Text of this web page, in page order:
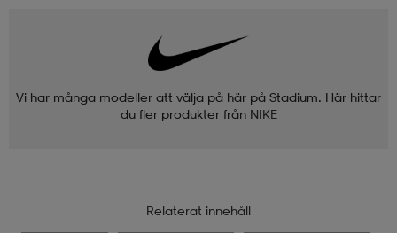
Vi har många modeller att välja på här på Stadium. Här hittar
du fler produkter från NIKE
Relaterat innehåll